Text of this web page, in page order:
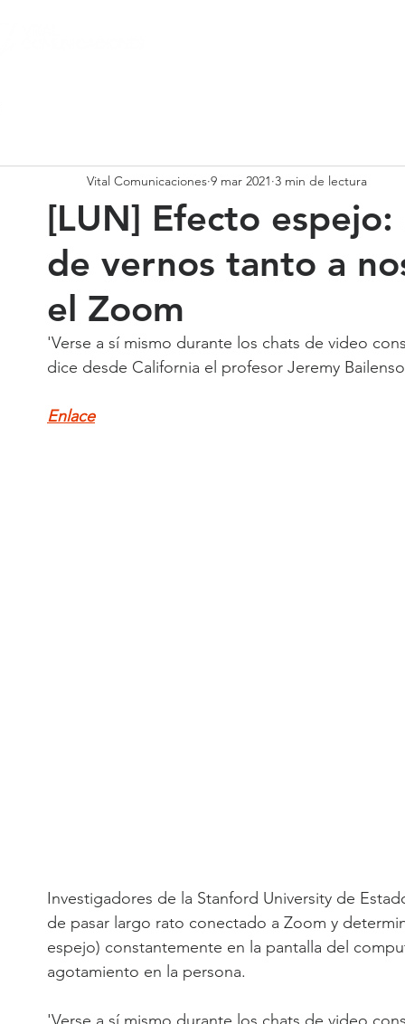
[LUN] Efecto
de vernos tanto a
el Zoom
Vital Comunicaciones 9 mar 2021 3 min de lectura
'Verse a sí mismo durante los chats de video
dice desde California el profesor Jeremy
Enlace
Investigadores de la Stanford University de
de pasar largo rato conectado a Zoom y
espejo) constantemente en la pantalla del
agotamiento en la persona.